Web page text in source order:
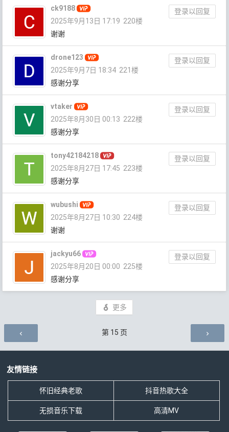
ck9188
登录以回复
2025年9月13日 17:19 220楼
谢谢
drone123
登录以回复
2025年9月7日 18:34 221楼
感谢分享
vtaker
登录以回复
2025年8月30日 00:13 222楼
感谢分享
tony42184218
登录以回复
2025年8月27日 17:45 223楼
感谢分享
wubushi
登录以回复
2025年8月27日 10:30 224楼
谢谢
jackyu66
登录以回复
2025年8月20日 00:00 225楼
感谢分享
更多
评论导航 第 15 页
友情链接
怀旧经典老歌 抖音热歌大全
无损音乐下载 高清MV